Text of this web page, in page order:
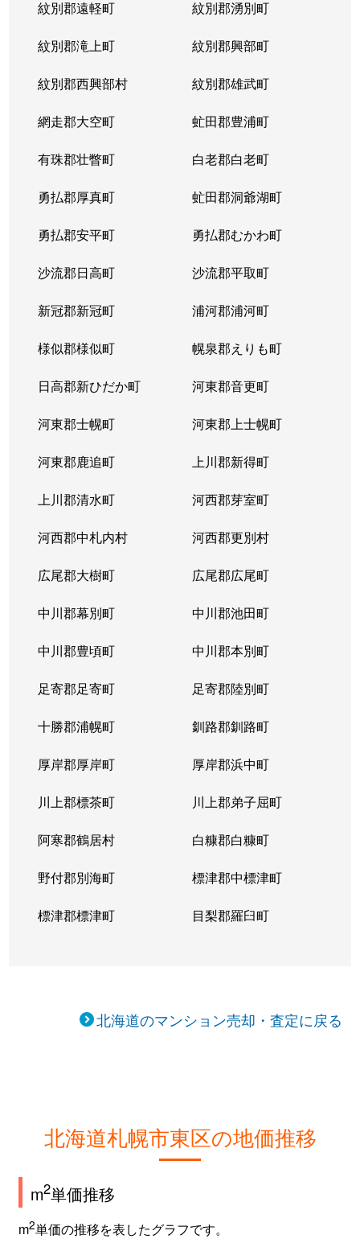
紋別郡遠軽町 紋別郡湧別町
紋別郡滝上町 紋別郡興部町
紋別郡西興部村 紋別郡雄武町
網走郡大空町 虻田郡豊浦町
有珠郡壮瞥町 白老郡白老町
勇払郡厚真町 虻田郡洞爺湖町
勇払郡安平町 勇払郡むかわ町
沙流郡日高町 沙流郡平取町
新冠郡新冠町 浦河郡浦河町
様似郡様似町 幌泉郡えりも町
日高郡新ひだか町 河東郡音更町
河東郡士幌町 河東郡上士幌町
河東郡鹿追町 上川郡新得町
上川郡清水町 河西郡芽室町
河西郡中札内村 河西郡更別村
広尾郡大樹町 広尾郡広尾町
中川郡幕別町 中川郡池田町
中川郡豊頃町 中川郡本別町
足寄郡足寄町 足寄郡陸別町
十勝郡浦幌町 釧路郡釧路町
厚岸郡厚岸町 厚岸郡浜中町
川上郡標茶町 川上郡弟子屈町
阿寒郡鶴居村 白糠郡白糠町
野付郡別海町 標津郡中標津町
標津郡標津町 目梨郡羅臼町
北海道のマンション売却・査定に戻る
北海道札幌市東区の地価推移
m2単価推移
m2単価の推移を表したグラフです。